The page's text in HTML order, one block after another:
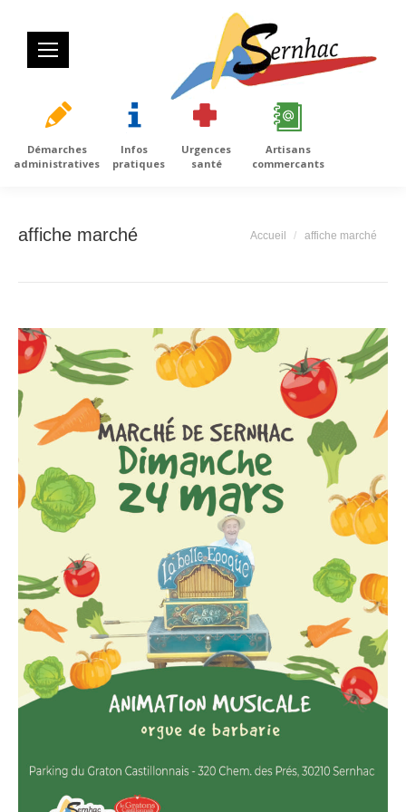
Démarches
administratives
Infos
pratiques
Urgences
santé
Artisans
commercants
affiche marché Vous êtes ici :
Accueil affiche marché